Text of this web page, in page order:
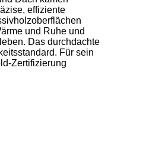
effiziente
und Ruhe und
Das durchdachte
Für sein
Zertifizierung